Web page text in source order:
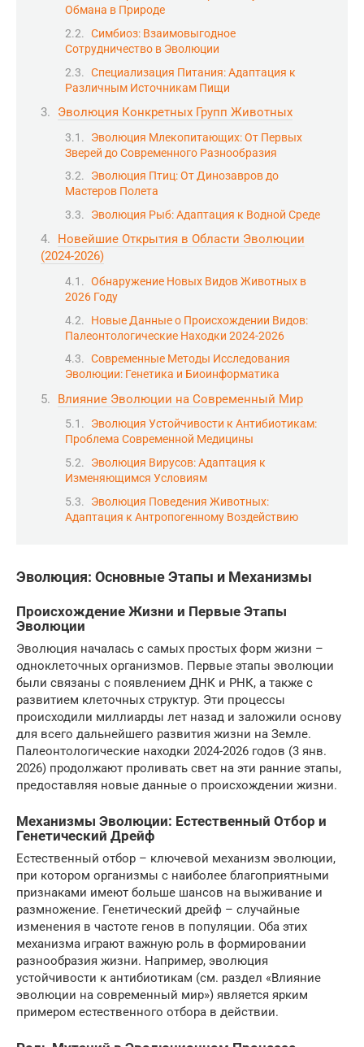
Обмана в Природе
Симбиоз: Взаимовыгодное
Сотрудничество в Эволюции
Специализация Питания: Адаптация к
Различным Источникам Пищи
Эволюция Конкретных Групп Животных
Эволюция Млекопитающих: От Первых
Зверей до Современного Разнообразия
Эволюция Птиц: От Динозавров до
Мастеров Полета
Эволюция Рыб: Адаптация к Водной Среде
Новейшие Открытия в Области Эволюции
(2024-2026)
Обнаружение Новых Видов Животных в
2026 Году
Новые Данные о Происхождении Видов:
Палеонтологические Находки 2024-2026
Современные Методы Исследования
Эволюции: Генетика и Биоинформатика
Влияние Эволюции на Современный Мир
Эволюция Устойчивости к Антибиотикам:
Проблема Современной Медицины
Эволюция Вирусов: Адаптация к
Изменяющимся Условиям
Эволюция Поведения Животных:
Адаптация к Антропогенному Воздействию
Эволюция: Основные Этапы и Механизмы
Происхождение Жизни и Первые Этапы
Эволюции
Эволюция началась с самых простых форм жизни –
одноклеточных организмов. Первые этапы эволюции
были связаны с появлением ДНК и РНК, а также с
развитием клеточных структур. Эти процессы
происходили миллиарды лет назад и заложили основу
для всего дальнейшего развития жизни на Земле.
Палеонтологические находки 2024-2026 годов (3 янв.
2026) продолжают проливать свет на эти ранние этапы,
предоставляя новые данные о происхождении жизни.
Механизмы Эволюции: Естественный Отбор и
Генетический Дрейф
Естественный отбор – ключевой механизм эволюции,
при котором организмы с наиболее благоприятными
признаками имеют больше шансов на выживание и
размножение. Генетический дрейф – случайные
изменения в частоте генов в популяции. Оба этих
механизма играют важную роль в формировании
разнообразия жизни. Например, эволюция
устойчивости к антибиотикам (см. раздел «Влияние
эволюции на современный мир») является ярким
примером естественного отбора в действии.